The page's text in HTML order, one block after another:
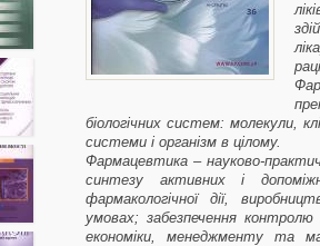
біологічних систем: молекули,
системи і організм в цілому.
Фармацевтика – науково-
синтезу активних і
фармакологічної дії,
умовах; забезпечення контролю
економіки, менеджменту та